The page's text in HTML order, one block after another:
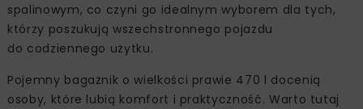
spalinowym, co czyni go idealnym wyborem dla tych,
którzy poszukują wszechstronnego pojazdu
do codziennego użytku.
Pojemny bagażnik o wielkości prawie 470 l docenią
osoby, które lubią komfort i praktyczność. Warto tutaj